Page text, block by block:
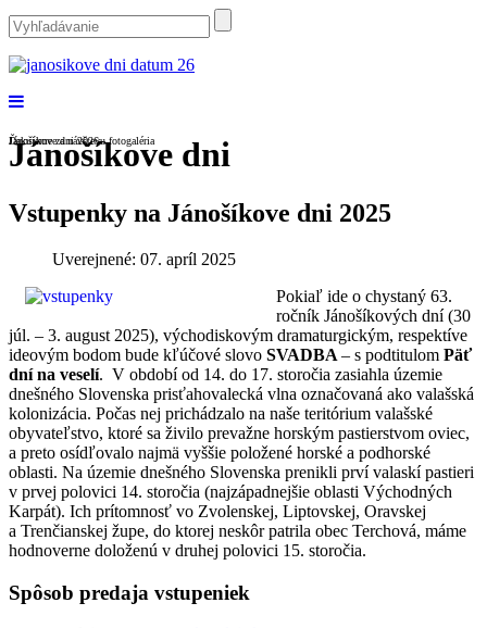
Ďakujeme za návštevu
Jánošíkove dni 2026 - fotogaléria
Jánošíkove dni
Vstupenky na Jánošíkove dni 2025
Uverejnené: 07. apríl 2025
Pokiaľ ide o chystaný 63.
ročník Jánošíkových dní (30
júl. – 3. august 2025), východiskovým dramaturgickým, respektíve
ideovým bodom bude kľúčové slovo SVADBA – s podtitulom Päť
dní na veselí. V období od 14. do 17. storočia zasiahla územie
dnešného Slovenska prisťahovalecká vlna označovaná ako valašská
kolonizácia. Počas nej prichádzalo na naše teritórium valašské
obyvateľstvo, ktoré sa živilo prevažne horským pastierstvom oviec,
a preto osídľovalo najmä vyššie položené horské a podhorské
oblasti. Na územie dnešného Slovenska prenikli prví valaskí pastieri
v prvej polovici 14. storočia (najzápadnejšie oblasti Východných
Karpát). Ich prítomnosť vo Zvolenskej, Liptovskej, Oravskej
a Trenčianskej župe, do ktorej neskôr patrila obec Terchová, máme
hodnoverne doloženú v druhej polovici 15. storočia.
Spôsob predaja vstupeniek